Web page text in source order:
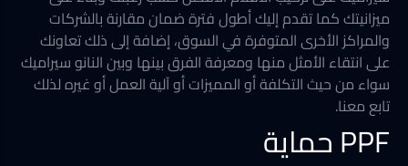
ميزانيتك كما تقدم إليك أطول فترة ضمان مقارنة بالشركات
والمراكز الأخرى المتوفرة في السوق، إضافة إلى ذلك تعاونك
على انتقاء الأمثل منها ومعرفة الفرق بينها وبين النانو سيراميك
سواء من حيث التكلفة أو المميزات أو آلية العمل أو غيره لذلك
تابع معنا.
PPF حماية